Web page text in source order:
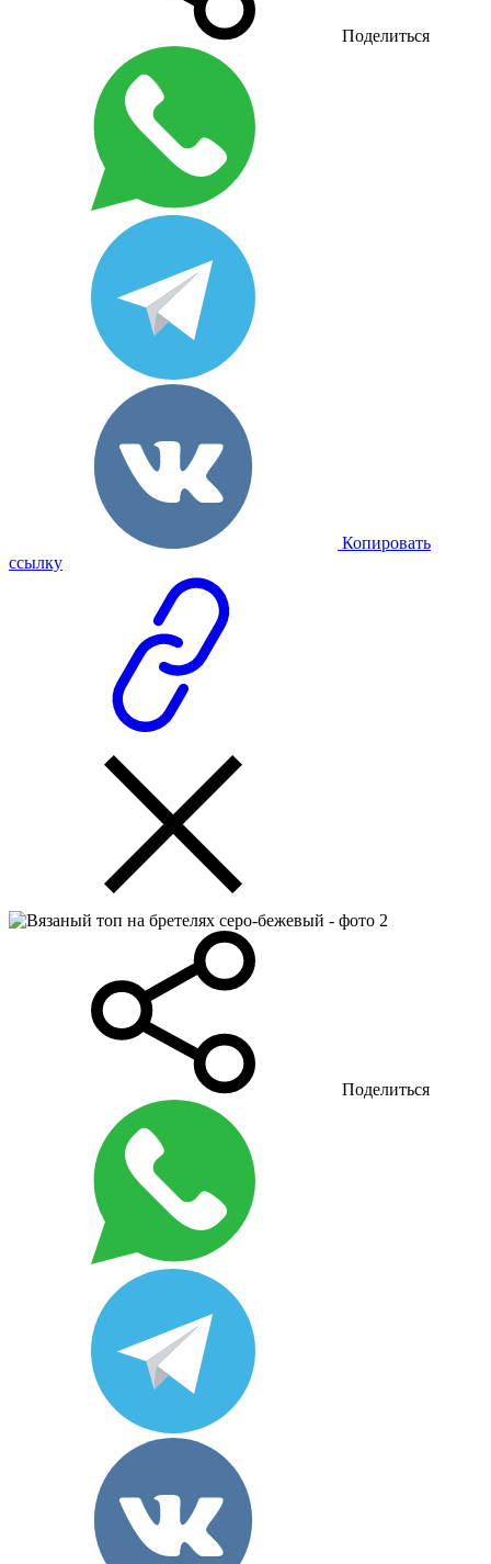
Поделиться
Копировать
ссылку
Поделиться